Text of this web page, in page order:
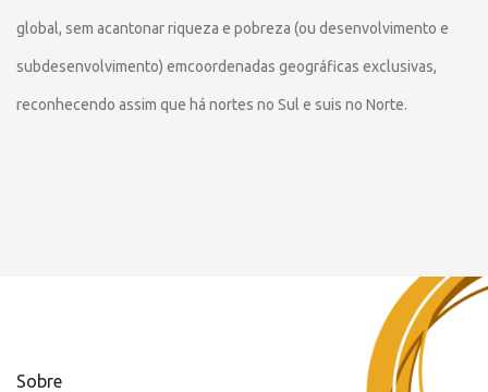
global, sem acantonar riqueza e pobreza (ou desenvolvimento e
subdesenvolvimento) emcoordenadas geográficas exclusivas,
reconhecendo assim que há nortes no Sul e suis no Norte.
Sobre